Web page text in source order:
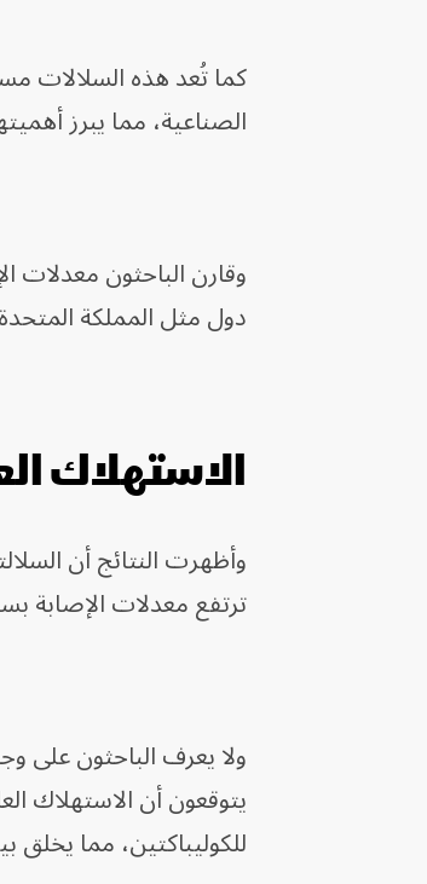
كما تُعد هذه السلالات
الصناعية، مما يبرز
وقارن الباحثون معدلات
دول مثل المملكة
الاستهلاك
وأظهرت النتائج أن
ترتفع معدلات الإصابة
ولا يعرف الباحثون على
يتوقعون أن الاستهلاك
للكوليباكتين، مما يخلق